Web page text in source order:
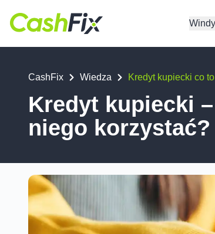
CashFix Wiedza Kredyt kupiecki co
Kredyt kupiecki
niego korzystać?